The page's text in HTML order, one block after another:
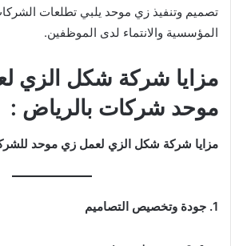
تصميم وتنفيذ زي موحد يلبي تطلعات
المؤسسية والانتماء لدى الموظفين.
مزايا شركة شكل الزي
موحد شركات بالرياض :
مزايا شركة شكل الزي لعمل زي موحد
1. جودة وتخصيص التصاميم